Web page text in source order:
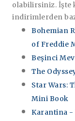
olabilirsiniz. İşte
indirimlerden
Bohemian
of Freddie
Beşinci
The
Star Wars:
Mini Book
Karantina -